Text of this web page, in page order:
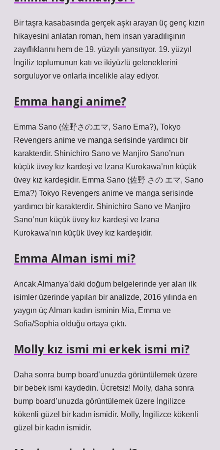
Bir taşra kasabasında gerçek aşkı arayan üç genç kızın
hikayesini anlatan roman, hem insan yaradılışının
zayıflıklarını hem de 19. yüzyılı yansıtıyor. 19. yüzyıl
İngiliz toplumunun katı ve ikiyüzlü geleneklerini
sorguluyor ve onlarla incelikle alay ediyor.
Emma hangi anime?
Emma Sano (佐野さのエマ, Sano Ema?), Tokyo
Revengers anime ve manga serisinde yardımcı bir
karakterdir. Shinichiro Sano ve Manjiro Sano’nun
küçük üvey kız kardeşi ve Izana Kurokawa’nın küçük
üvey kız kardeşidir. Emma Sano (佐野 さの エマ, Sano
Ema?) Tokyo Revengers anime ve manga serisinde
yardımcı bir karakterdir. Shinichiro Sano ve Manjiro
Sano’nun küçük üvey kız kardeşi ve Izana
Kurokawa’nın küçük üvey kız kardeşidir.
Emma Alman ismi mi?
Ancak Almanya’daki doğum belgelerinde yer alan ilk
isimler üzerinde yapılan bir analizde, 2016 yılında en
yaygın üç Alman kadın isminin Mia, Emma ve
Sofia/Sophia olduğu ortaya çıktı.
Molly kız ismi mi erkek ismi mi?
Daha sonra bump board’unuzda görüntülemek üzere
bir bebek ismi kaydedin. Ücretsiz! Molly, daha sonra
bump board’unuzda görüntülemek üzere İngilizce
kökenli güzel bir kadın ismidir. Molly, İngilizce kökenli
güzel bir kadın ismidir.